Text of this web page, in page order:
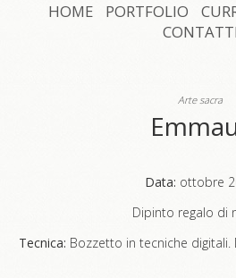
HOME PORTFOLIO
CONTATTI
Arte sacra
Data: ottobre
Dipinto regalo di
Tecnica: Bozzetto in tecniche digitali.